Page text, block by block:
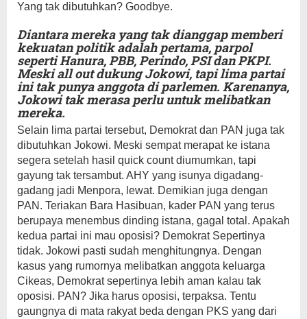
Yang tak dibutuhkan? Goodbye.
Diantara mereka yang tak dianggap memberi
kekuatan politik adalah pertama, parpol
seperti Hanura, PBB, Perindo, PSI dan PKPI.
Meski all out dukung Jokowi, tapi lima partai
ini tak punya anggota di parlemen. Karenanya,
Jokowi tak merasa perlu untuk melibatkan
mereka.
Selain lima partai tersebut, Demokrat dan PAN juga tak
dibutuhkan Jokowi. Meski sempat merapat ke istana
segera setelah hasil quick count diumumkan, tapi
gayung tak tersambut. AHY yang isunya digadang-
gadang jadi Menpora, lewat. Demikian juga dengan
PAN. Teriakan Bara Hasibuan, kader PAN yang terus
berupaya menembus dinding istana, gagal total. Apakah
kedua partai ini mau oposisi? Demokrat Sepertinya
tidak. Jokowi pasti sudah menghitungnya. Dengan
kasus yang rumornya melibatkan anggota keluarga
Cikeas, Demokrat sepertinya lebih aman kalau tak
oposisi. PAN? Jika harus oposisi, terpaksa. Tentu
gaungnya di mata rakyat beda dengan PKS yang dari